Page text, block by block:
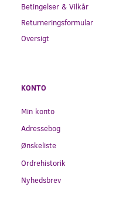
Betingelser & Vilkår
Returneringsformular
Oversigt
KONTO
Min konto
Adressebog
Ønskeliste
Ordrehistorik
Nyhedsbrev